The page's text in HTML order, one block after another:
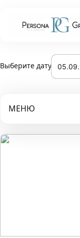
Выберите дату
МЕНЮ